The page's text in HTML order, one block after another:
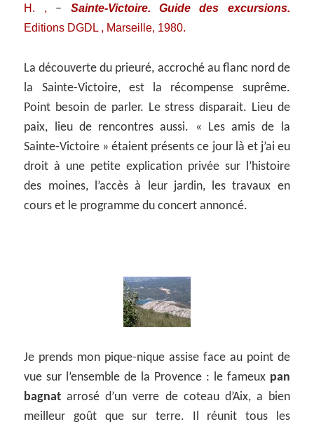
H. , – Sainte-Victoire. Guide des excursions.
Editions DGDL , Marseille, 1980.
La découverte du prieuré, accroché au flanc nord de
la Sainte-Victoire, est la récompense suprême.
Point besoin de parler. Le stress disparait. Lieu de
paix, lieu de rencontres aussi. « Les amis de la
Sainte-Victoire » étaient présents ce jour là et j’ai eu
droit à une petite explication privée sur l’histoire
des moines, l’accès à leur jardin, les travaux en
cours et le programme du concert annoncé.
Je prends mon pique-nique assise face au point de
vue sur l’ensemble de la Provence : le fameux pan
bagnat arrosé d’un verre de coteau d’Aix, a bien
meilleur goût que sur terre. Il réunit tous les